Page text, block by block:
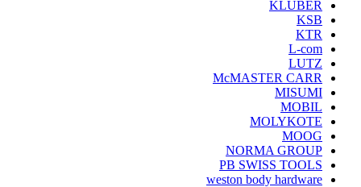
KLUBER
KSB
KTR
L-com
LUTZ
McMASTER CARR
MISUMI
MOBIL
MOLYKOTE
MOOG
NORMA GROUP
PB SWISS TOOLS
weston body hardware